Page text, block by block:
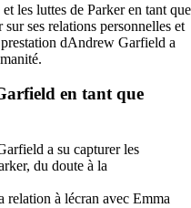
les luttes de Parker en tant que
ses relations personnelles et
dAndrew Garfield a
en tant que
a su capturer les
du doute à la
relation à lécran avec Emma